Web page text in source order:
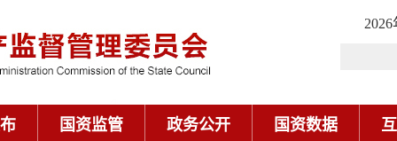
国资监管 政务公开 国资数据